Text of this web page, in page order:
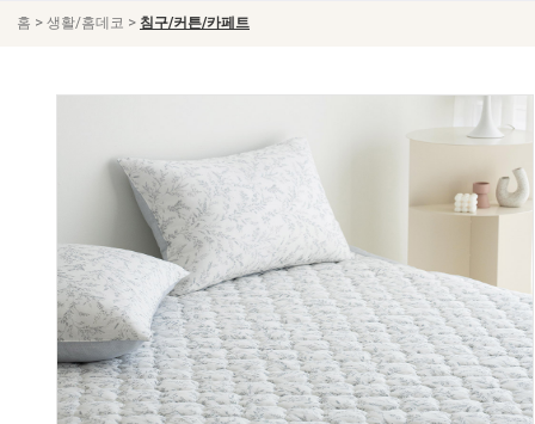
홈 > 생활/홈데코 > 침구/커튼/카페트